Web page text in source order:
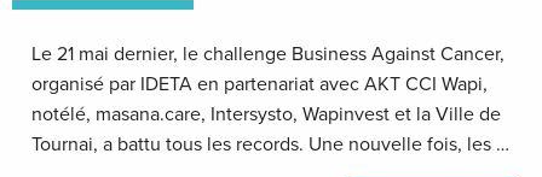
Le 21 mai dernier, le challenge Business Against Cancer,
organisé par IDETA en partenariat avec AKT CCI Wapi,
notélé, masana.care, Intersysto, Wapinvest et la Ville de
Tournai, a battu tous les records. Une nouvelle fois, les …